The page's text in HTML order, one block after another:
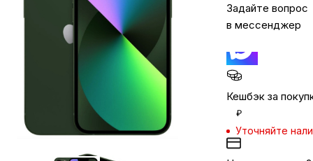
Для домашних питомцев
Умный дом и безопасность
Автомобильные аксессуары
Задайте вопрос
в мессенджер
Кешбэк за
₽
Уточняйте